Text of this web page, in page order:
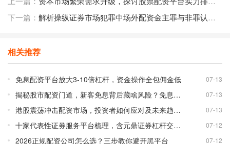
下一篇： 解析操纵证券市场犯罪中场外配资金主罪与非罪认定，附场外配资不构成犯罪案例
相关推荐
免息配资平台放大3-10倍杠杆，资金操作全包佣金低 07-13
揭秘股市配资门道，新客免息背后藏啥风险？免息配资平台靠谱吗？ 07-13
港股震荡冲击配资市场，投资者如何应对及未来趋势分析 07-13
十家代表性证券服务平台梳理，含元鼎证券杠杆交易详情 07-12
2026正规配资公司怎么选？三步教你避开黑平台 07-12